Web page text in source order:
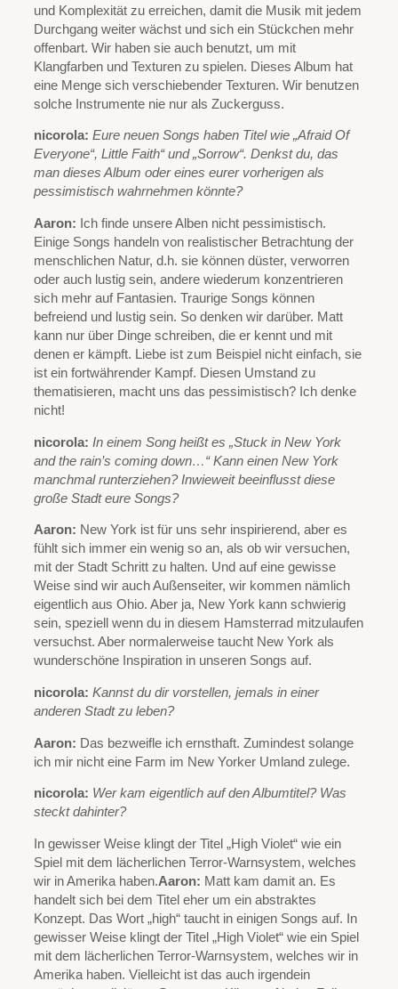
und Komplexität zu erreichen, damit die Musik mit jedem
Durchgang weiter wächst und sich ein Stückchen mehr
offenbart. Wir haben sie auch benutzt, um mit
Klangfarben und Texturen zu spielen. Dieses Album hat
eine Menge sich verschiebender Texturen. Wir benutzen
solche Instrumente nie nur als Zuckerguss.
nicorola: Eure neuen Songs haben Titel wie „Afraid Of
Everyone“, Little Faith“ und „Sorrow“. Denkst du, das
man dieses Album oder eines eurer vorherigen als
pessimistisch wahrnehmen könnte?
Aaron: Ich finde unsere Alben nicht pessimistisch.
Einige Songs handeln von realistischer Betrachtung der
menschlichen Natur, d.h. sie können düster, verworren
oder auch lustig sein, andere wiederum konzentrieren
sich mehr auf Fantasien. Traurige Songs können
befreiend und lustig sein. So denken wir darüber. Matt
kann nur über Dinge schreiben, die er kennt und mit
denen er kämpft. Liebe ist zum Beispiel nicht einfach, sie
ist ein fortwährender Kampf. Diesen Umstand zu
thematisieren, macht uns das pessimistisch? Ich denke
nicht!
nicorola: In einem Song heißt es „Stuck in New York
and the rain’s coming down…“ Kann einen New York
manchmal runterziehen? Inwieweit beeinflusst diese
große Stadt eure Songs?
Aaron: New York ist für uns sehr inspirierend, aber es
fühlt sich immer ein wenig so an, als ob wir versuchen,
mit der Stadt Schritt zu halten. Und auf eine gewisse
Weise sind wir auch Außenseiter, wir kommen nämlich
eigentlich aus Ohio. Aber ja, New York kann schwierig
sein, speziell wenn du in diesem Hamsterrad mitzulaufen
versuchst. Aber normalerweise taucht New York als
wunderschöne Inspiration in unseren Songs auf.
nicorola: Kannst du dir vorstellen, jemals in einer
anderen Stadt zu leben?
Aaron: Das bezweifle ich ernsthaft. Zumindest solange
ich mir nicht eine Farm im New Yorker Umland zulege.
nicorola: Wer kam eigentlich auf den Albumtitel? Was
steckt dahinter?
In gewisser Weise klingt der Titel „High Violet“ wie ein
Spiel mit dem lächerlichen Terror-Warnsystem, welches
wir in Amerika haben.Aaron: Matt kam damit an. Es
handelt sich bei dem Titel eher um ein abstraktes
Konzept. Das Wort „high“ taucht in einigen Songs auf. In
gewisser Weise klingt der Titel „High Violet“ wie ein Spiel
mit dem lächerlichen Terror-Warnsystem, welches wir in
Amerika haben. Vielleicht ist das auch irgendein